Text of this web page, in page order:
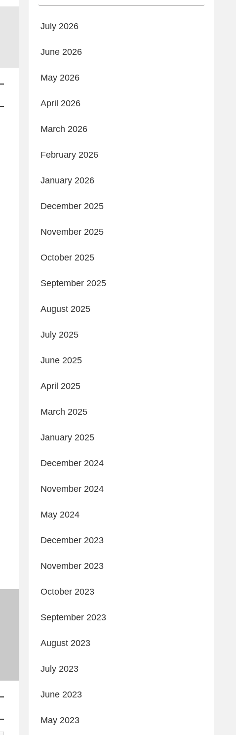
July 2026
June 2026
May 2026
April 2026
March 2026
February 2026
January 2026
December 2025
November 2025
October 2025
September 2025
August 2025
July 2025
June 2025
April 2025
March 2025
January 2025
December 2024
November 2024
May 2024
December 2023
November 2023
October 2023
September 2023
August 2023
July 2023
June 2023
May 2023